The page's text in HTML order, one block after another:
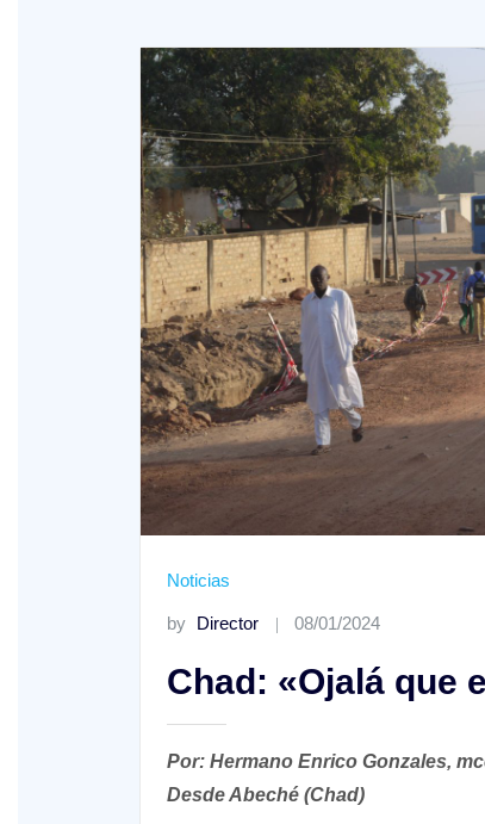
Noticias
by Director 08/01/2024
Chad: «Ojalá que
Por: Hermano Enrico Gonzales,
Desde Abeché (Chad)
XIV Domingo ordinario. Año A